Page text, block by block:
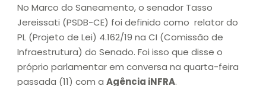
No Marco do Saneamento, o senador Tasso
Jereissati (PSDB-CE) foi definido como relator do
PL (Projeto de Lei) 4.162/19 na CI (Comissão de
Infraestrutura) do Senado. Foi isso que disse o
próprio parlamentar em conversa na quarta-feira
passada (11) com a Agência iNFRA.